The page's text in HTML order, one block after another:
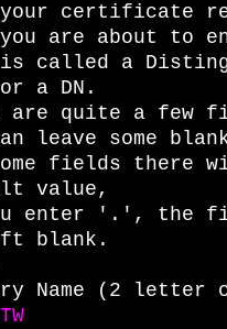
certificate
you are about to
is called a
or a DN.
are quite a few
leave some
fields there
value,
enter '.', the
blank.
Name (2 letter
TW